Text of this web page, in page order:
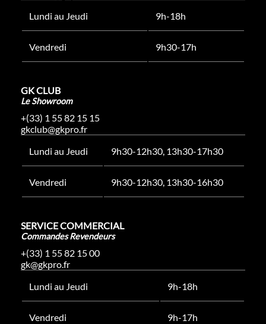
Lundi au Jeudi
9h-18h
Vendredi 9h30-17h
GK CLUB
Le Showroom
+(33) 1 55 82 15 15
gkclub@gkpro.fr
Lundi au Jeudi
9h30-12h30, 13h30-17h30
Vendredi 9h30-12h30, 13h30-16h30
SERVICE COMMERCIAL
Commandes Revendeurs
+(33) 1 55 82 15 00
gk@gkpro.fr
Lundi au Jeudi
9h-18h
Vendredi 9h-17h